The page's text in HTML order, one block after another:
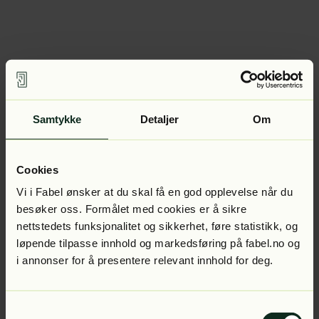
Samtykke Detaljer Om
Cookies
Vi i Fabel ønsker at du skal få en god opplevelse når du
besøker oss. Formålet med cookies er å sikre
nettstedets funksjonalitet og sikkerhet, føre statistikk, og
løpende tilpasse innhold og markedsføring på fabel.no og
i annonser for å presentere relevant innhold for deg.